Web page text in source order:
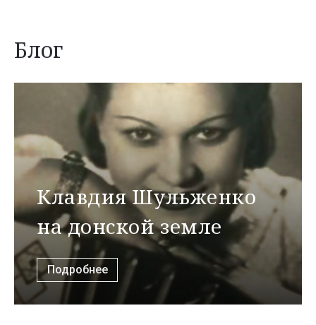
Блог
Клавдия Шульженко
на донской земле
Подробнее